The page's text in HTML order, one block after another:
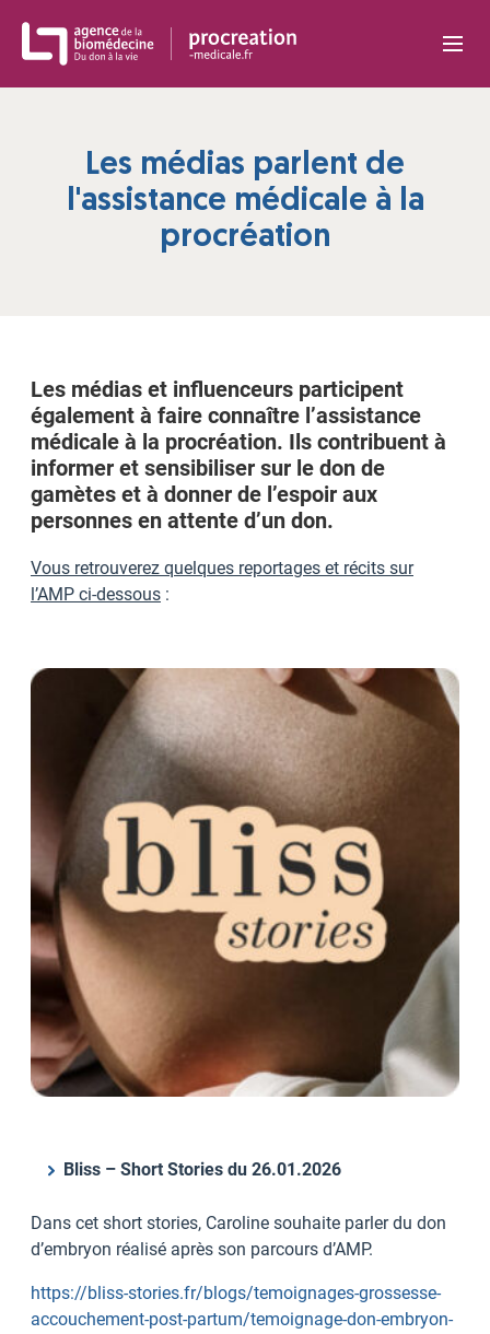
Les médias parlent de
l'assistance médicale à la
procréation
Les médias et influenceurs participent
également à faire connaître l’assistance
médicale à la procréation. Ils contribuent à
informer et sensibiliser sur le don de
gamètes et à donner de l’espoir aux
personnes en attente d’un don.
Vous retrouverez quelques reportages et récits sur
l’AMP ci-dessous :
Bliss – Short Stories du 26.01.2026
Dans cet short stories, Caroline souhaite parler du don
d’embryon réalisé après son parcours d’AMP.
https://bliss-stories.fr/blogs/temoignages-grossesse-
accouchement-post-partum/temoignage-don-embryon-